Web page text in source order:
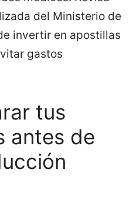
del Ministerio de
invertir en apostillas
gastos
tus
antes de